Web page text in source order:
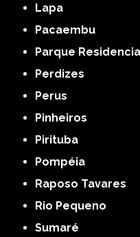
Lapa
Pacaembu
Parque
Perdizes
Perus
Pinheiros
Pirituba
Pompéia
Raposo Tavares
Rio Pequeno
Sumaré